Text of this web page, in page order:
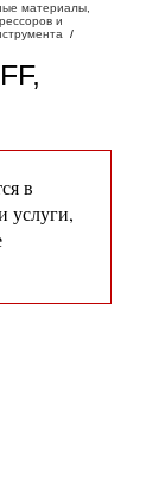
материалы,
и
/
в
услуги,